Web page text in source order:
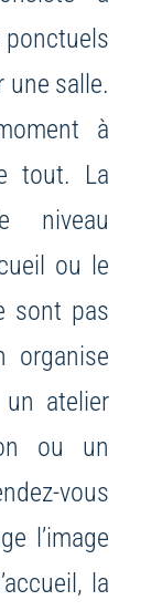
une salle.
à
tout. La
niveau
ou le
sont pas
organise
atelier
ou un
vous
l’image
la